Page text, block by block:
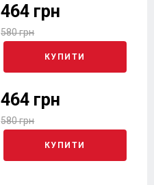
464 грн
580 грн
КУПИТИ
464 грн
580 грн
КУПИТИ